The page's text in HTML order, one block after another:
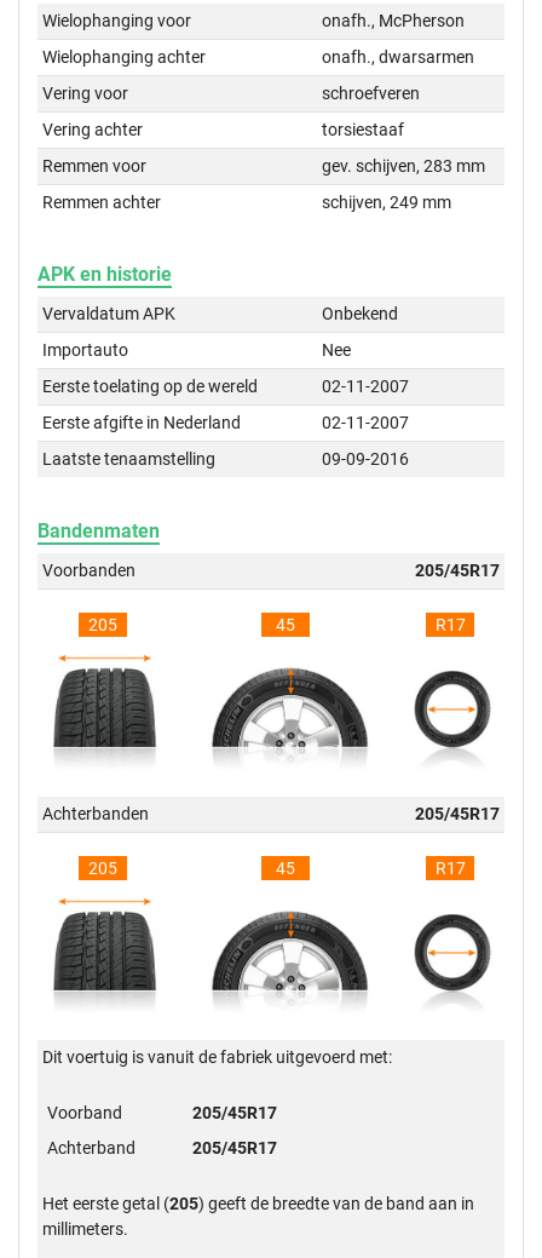
Wielophanging voor
onafh., McPherson
Wielophanging achter
onafh., dwarsarmen
Vering voor
schroefveren
Vering achter
torsiestaaf
Remmen voor
gev. schijven, 283 mm
Remmen achter
schijven, 249 mm
APK en historie
Vervaldatum APK
Onbekend
Importauto
Nee
Eerste toelating op de wereld
02-11-2007
Eerste afgifte in Nederland
02-11-2007
Laatste tenaamstelling
09-09-2016
Bandenmaten
Voorbanden 205/45R17
205 45 R17
Achterbanden 205/45R17
205 45 R17
Dit voertuig is vanuit de fabriek uitgevoerd met:
Voorband
205/45R17
Achterband
205/45R17
Het eerste getal (205) geeft de breedte van de band aan in
millimeters.